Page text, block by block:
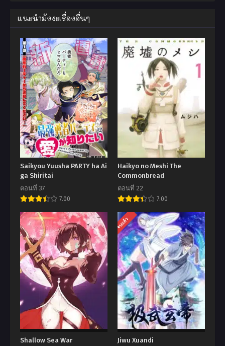
แนะนำมังงะเรื่องอื่นๆ
Saikyou Yuusha PARTY ha Ai
ga Shiritai
ตอนที่ 37
7.00
Haikyo no Meshi The
Commonbread
ตอนที่ 22
7.00
Shallow Sea War
จบแล้ว
Jiwu Xuandi